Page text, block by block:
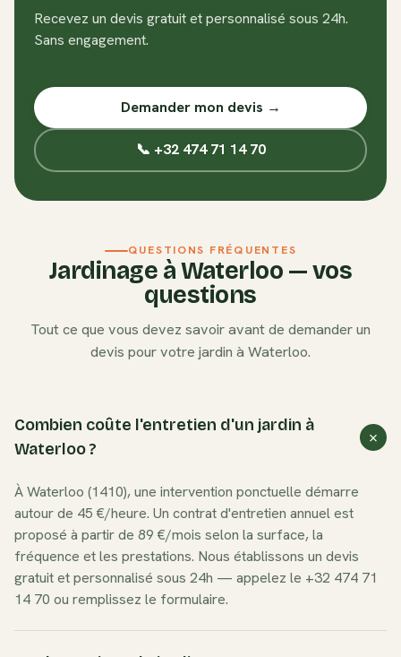
Recevez un devis gratuit et personnalisé sous 24h.
Sans engagement.
Demander mon devis →
📞 +32 474 71 14 70
QUESTIONS FRÉQUENTES
Jardinage àWaterloo — vos
questions
Tout ce que vous devez savoir avant de demander un
devis pour votre jardin à Waterloo.
Combien coûte l'entretien d'un jardin à
Waterloo ?
À Waterloo (1410), une intervention ponctuelle démarre
autour de 45 €/heure. Un contrat d'entretien annuel est
proposé à partir de 89 €/mois selon la surface, la
fréquence et les prestations. Nous établissons un devis
gratuit et personnalisé sous 24h — appelez le +32 474 71
14 70 ou remplissez le formulaire.